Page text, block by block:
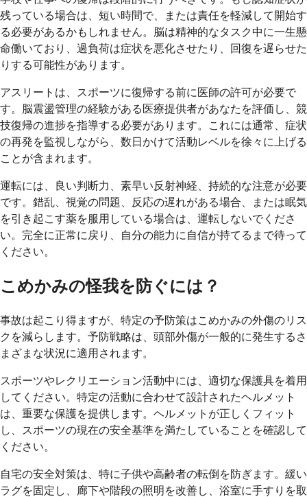
残っている場合は、短い時間で、または責任を軽減して開始す
る必要があるかもしれません。脳は精神的なタスク中に一生懸
命働いており、過負荷は症状を悪化させたり、回復を遅らせた
りする可能性があります。
アスリートは、スポーツに復帰する前に医師の許可が必要で
す。脳震盪管理の経験がある医療提供者があなたを評価し、競
技復帰の進捗を指導する必要があります。これには通常、症状
の再発を監視しながら、数日かけて活動レベルを徐々に上げる
ことが含まれます。
運転には、良い判断力、素早い反射神経、持続的な注意が必要
です。錯乱、視覚の問題、反応の遅れがある場合、または眠気
を引き起こす薬を服用している場合は、運転しないでくださ
い。完全に正常に戻り、自分の能力に自信が持てるまで待って
ください。
こめかみの怪我を防ぐには？
事故は起こり得ますが、特定の予防策はこめかみの外傷のリス
クを減らします。予防戦略は、頭部外傷が一般的に発生するさ
まざまな状況に適用されます。
スポーツやレクリエーション活動中には、適切な保護具を着用
してください。特定の活動に合わせて設計されたヘルメット
は、重要な保護を提供します。ヘルメットが正しくフィット
し、スポーツの現在の安全基準を満たしていることを確認して
ください。
自宅の安全対策は、特に子供や高齢者の転倒を防ぎます。緩い
ラグを固定し、廊下や階段の照明を改善し、浴室に手すりを取